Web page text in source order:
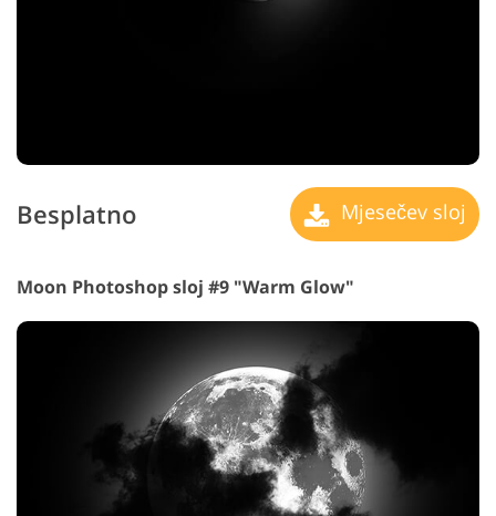
Besplatno Mjesečev sloj
Moon Photoshop sloj #9 "Warm Glow"